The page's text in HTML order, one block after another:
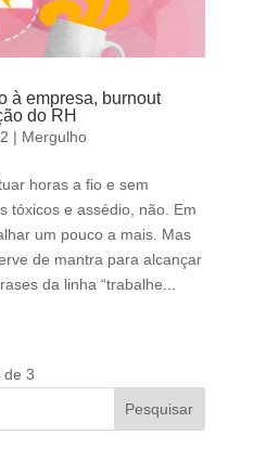
à empresa, burnout
do RH
| Mergulho
horas a fio e sem
tóxicos e assédio, não. Em
um pouco a mais. Mas
de mantra para alcançar
da linha “trabalhe...
de 3
Pesquisar